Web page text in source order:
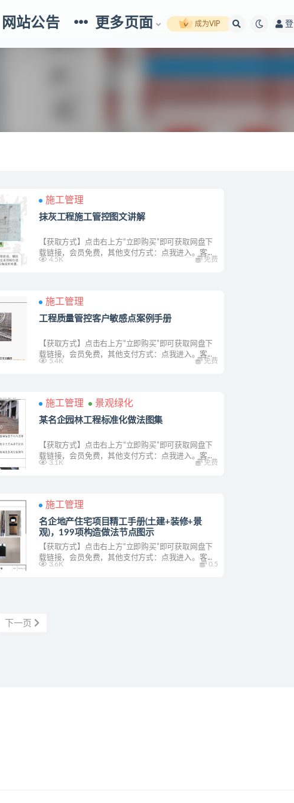
网站公告 更多页面 成为VIP
施工管理
抹灰工程施工管控图文讲解
【获取方式】点击右上方“立即购买”即可获取网盘下
载链接，会员免费，其他支付方式：点我进入。客...
4.5K
免费
施工管理
工程质量管控客户敏感点案例手册
【获取方式】点击右上方“立即购买”即可获取网盘下
载链接，会员免费，其他支付方式：点我进入。客...
5.4K
免费
施工管理 景观绿化
某名企园林工程标准化做法图集
【获取方式】点击右上方“立即购买”即可获取网盘下
载链接，会员免费，其他支付方式：点我进入。客...
3.1K
免费
施工管理
名企地产住宅项目精工手册(土建+装修+景
观)，199项构造做法节点图示
【获取方式】点击右上方“立即购买”即可获取网盘下
载链接，会员免费，其他支付方式：点我进入。客...
3.6K
0.5
下一页